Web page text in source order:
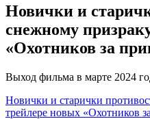
Новички и
снежному
«Охотников за
Выход фильма в марте 2024
Новички и старички
трейлере новых «Охотников